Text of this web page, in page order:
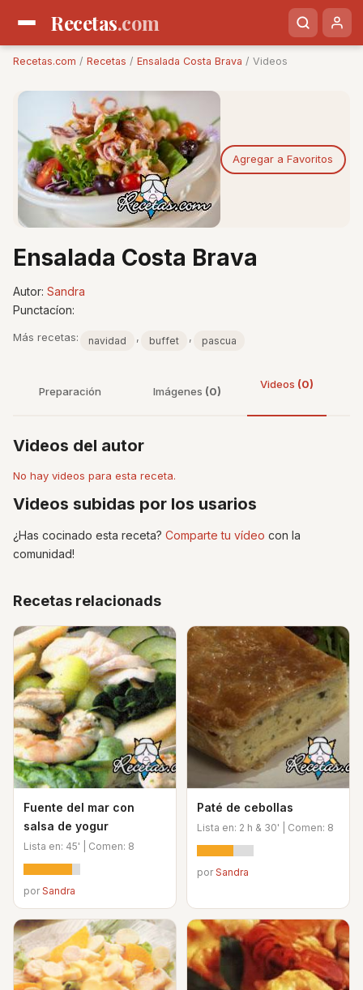
Recetas.com
Recetas.com / Recetas / Ensalada Costa Brava / Videos
Agregar a Favoritos
Ensalada Costa Brava
Autor: Sandra
Punctacíon:
Más recetas: navidad , buffet , pascua
Preparación Imágenes (0)
Videos (0)
Videos del autor
No hay videos para esta receta.
Videos subidas por los usarios
¿Has cocinado esta receta? Comparte tu vídeo con la
comunidad!
Recetas relacionads
Fuente del mar con
salsa de yogur
Lista en: 45' | Comen: 8
porSandra
Paté de cebollas
Lista en: 2 h & 30' | Comen: 8
porSandra